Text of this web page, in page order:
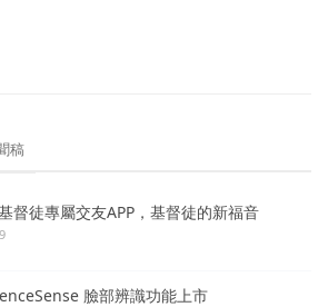
稿
督徒專屬交友APP，基督徒的新福音
臉部辨識功能上市